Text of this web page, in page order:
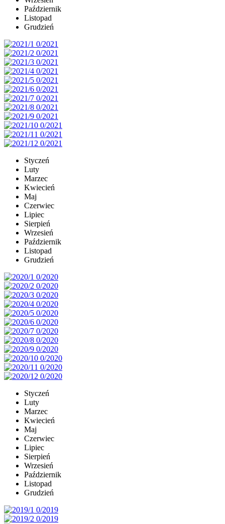
Październik
Listopad
Grudzień
Styczeń
Luty
Marzec
Kwiecień
Maj
Czerwiec
Lipiec
Sierpień
Wrzesień
Październik
Listopad
Grudzień
Styczeń
Luty
Marzec
Kwiecień
Maj
Czerwiec
Lipiec
Sierpień
Wrzesień
Październik
Listopad
Grudzień